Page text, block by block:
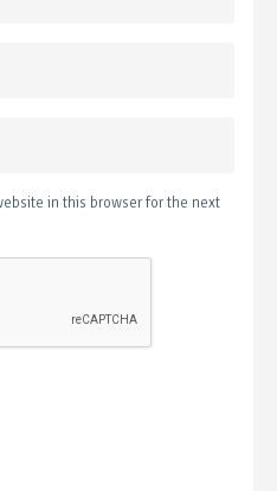
in this browser for the next